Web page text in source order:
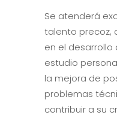
Se atenderá
talento precoz,
en el
estudio
la mejora de
problemas
contribuir a su